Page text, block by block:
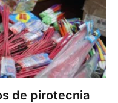
de pirotecnia